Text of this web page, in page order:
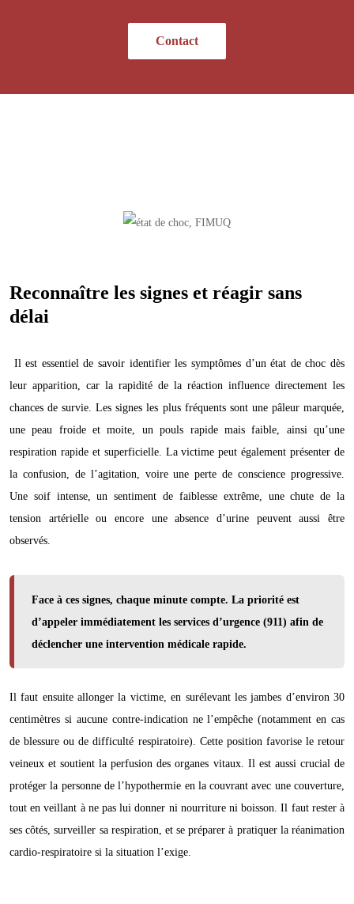
Contact
Reconnaître les signes et réagir sans
délai
Il est essentiel de savoir identifier les symptômes d’un état de choc dès
leur apparition, car la rapidité de la réaction influence directement les
chances de survie. Les signes les plus fréquents sont une pâleur marquée,
une peau froide et moite, un pouls rapide mais faible, ainsi qu’une
respiration rapide et superficielle. La victime peut également présenter de
la confusion, de l’agitation, voire une perte de conscience progressive.
Une soif intense, un sentiment de faiblesse extrême, une chute de la
tension artérielle ou encore une absence d’urine peuvent aussi être
observés.
Face à ces signes, chaque minute compte. La priorité est
d’appeler immédiatement les services d’urgence (911) afin de
déclencher une intervention médicale rapide.
Il faut ensuite allonger la victime, en surélevant les jambes d’environ 30
centimètres si aucune contre-indication ne l’empêche (notamment en cas
de blessure ou de difficulté respiratoire). Cette position favorise le retour
veineux et soutient la perfusion des organes vitaux. Il est aussi crucial de
protéger la personne de l’hypothermie en la couvrant avec une couverture,
tout en veillant à ne pas lui donner ni nourriture ni boisson. Il faut rester à
ses côtés, surveiller sa respiration, et se préparer à pratiquer la réanimation
cardio-respiratoire si la situation l’exige.